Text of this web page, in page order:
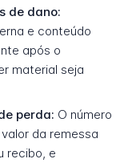
de dano:
e conteúdo
após o
material seja
perda: O número
da remessa
recibo, e